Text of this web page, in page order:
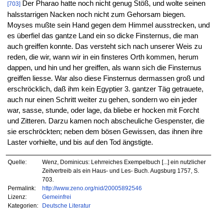
[703]Der Pharao hatte noch nicht genug Stöß, und wolte seinen
halsstarrigen Nacken noch nicht zum Gehorsam biegen.
Moyses mußte sein Hand gegen dem Himmel ausstrecken, und
es überfiel das gantze Land ein so dicke Finsternus, die man
auch greiffen konnte. Das versteht sich nach unserer Weis zu
reden, die wir, wann wir in ein finsteres Orth kommen, herum
dappen, und hin und her greiffen, als wann sich die Finsternus
greiffen liesse. War also diese Finsternus dermassen groß und
erschröcklich, daß ihm kein Egyptier 3. gantzer Täg getrauete,
auch nur einen Schritt weiter zu gehen, sondern wo ein jeder
war, sasse, stunde, oder lage, da bliebe er hocken mit Forcht
und Zitteren. Darzu kamen noch abscheuliche Gespenster, die
sie erschröckten; neben dem bösen Gewissen, das ihnen ihre
Laster vorhielte, und bis auf den Tod ängstigte.
Quelle:
Wenz, Dominicus: Lehrreiches Exempelbuch [...] ein nutzlicher
Zeitvertreib als ein Haus- und Les- Buch. Augsburg 1757, S.
703.
Permalink:
http://www.zeno.org/nid/20005892546
Lizenz:
Gemeinfrei
Kategorien:
Deutsche Literatur